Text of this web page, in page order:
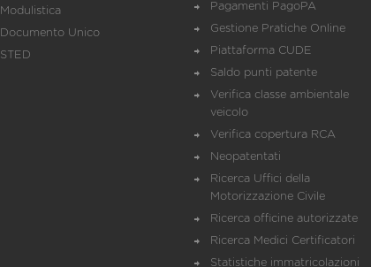
Modulistica
Documento Unico
STED
Pagamenti PagoPA
Gestione Pratiche Online
Piattaforma CUDE
Saldo punti patente
Verifica classe ambientale
veicolo
Verifica copertura RCA
Neopatentati
Ricerca Uffici della
Motorizzazione Civile
Ricerca officine autorizzate
Ricerca Medici Certificatori
Statistiche immatricolazioni